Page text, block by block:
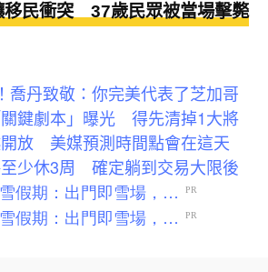
移民衝突 37歲民眾被當場擊斃
喬丹致敬：你完美代表了芝加哥
鍵劇本」曝光 得先清掉1大將
放 美媒預測時間點會在這天
少休3周 確定躺到交易大限後